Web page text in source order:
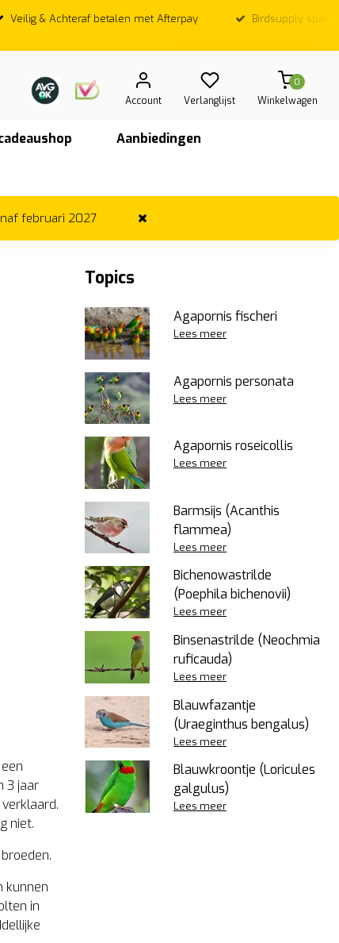
Birdsupply spaarpunt bij elke euro
Op werkdagen;
Account Verlanglijst
0
Winkelwagen
Aanbiedingen
februari 2027
3 jaar
niet.
kunnen
in
Topics
Agapornis fischeri
Lees meer
Agapornis personata
Lees meer
Agapornis roseicollis
Lees meer
Barmsijs (Acanthis
flammea)
Lees meer
Bichenowastrilde
(Poephila bichenovii)
Lees meer
Binsenastrilde (Neochmia
ruficauda)
Lees meer
Blauwfazantje
(Uraeginthus bengalus)
Lees meer
Blauwkroontje (Loricules
galgulus)
Lees meer